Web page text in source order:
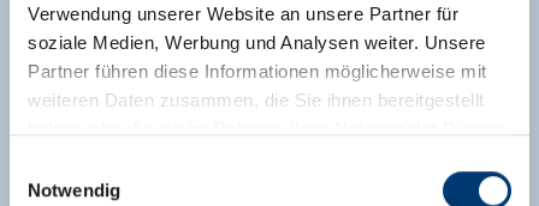
Verwendung unserer Website an unsere Partner für
soziale Medien, Werbung und Analysen weiter. Unsere
Partner führen diese Informationen möglicherweise mit
weiteren Daten zusammen, die Sie ihnen bereitgestellt
Notwendig